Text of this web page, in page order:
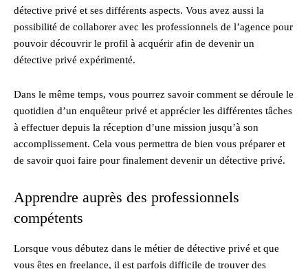
détective privé et ses différents aspects. Vous avez aussi la
possibilité de collaborer avec les professionnels de l’agence pour
pouvoir découvrir le profil à acquérir afin de devenir un
détective privé expérimenté.
Dans le même temps, vous pourrez savoir comment se déroule le
quotidien d’un enquêteur privé et apprécier les différentes tâches
à effectuer depuis la réception d’une mission jusqu’à son
accomplissement. Cela vous permettra de bien vous préparer et
de savoir quoi faire pour finalement devenir un détective privé.
Apprendre auprès des professionnels
compétents
Lorsque vous débutez dans le métier de détective privé et que
vous êtes en freelance, il est parfois difficile de trouver des